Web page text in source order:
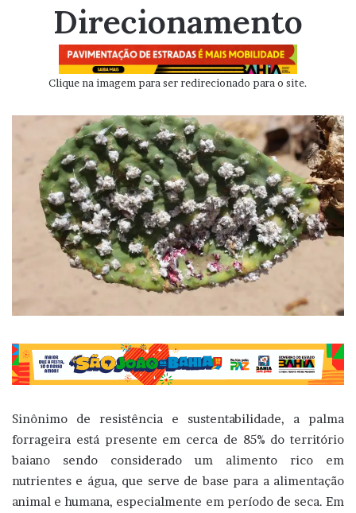
Direcionamento
Clique na imagem para ser redirecionado para o site.
Sinônimo de resistência e sustentabilidade, a palma
forrageira está presente em cerca de 85% do território
baiano sendo considerado um alimento rico em
nutrientes e água, que serve de base para a alimentação
animal e humana, especialmente em período de seca. Em